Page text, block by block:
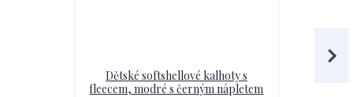
Dětské softshellové kalhoty s
fleecem, modré s černým nápletem